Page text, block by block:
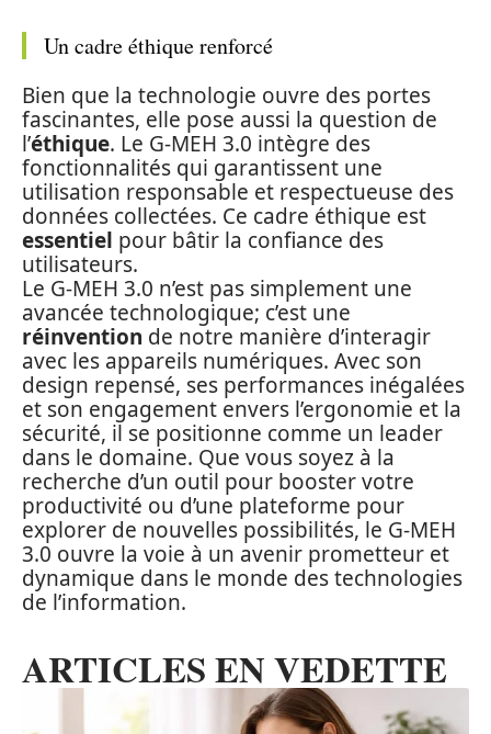
Un cadre éthique renforcé
Bien que la technologie ouvre des portes
fascinantes, elle pose aussi la question de
l’éthique. Le G-MEH 3.0 intègre des
fonctionnalités qui garantissent une
utilisation responsable et respectueuse des
données collectées. Ce cadre éthique est
essentiel pour bâtir la confiance des
utilisateurs.
Le G-MEH 3.0 n’est pas simplement une
avancée technologique; c’est une
réinvention de notre manière d’interagir
avec les appareils numériques. Avec son
design repensé, ses performances inégalées
et son engagement envers l’ergonomie et la
sécurité, il se positionne comme un leader
dans le domaine. Que vous soyez à la
recherche d’un outil pour booster votre
productivité ou d’une plateforme pour
explorer de nouvelles possibilités, le G-MEH
3.0 ouvre la voie à un avenir prometteur et
dynamique dans le monde des technologies
de l’information.
ARTICLES EN VEDETTE